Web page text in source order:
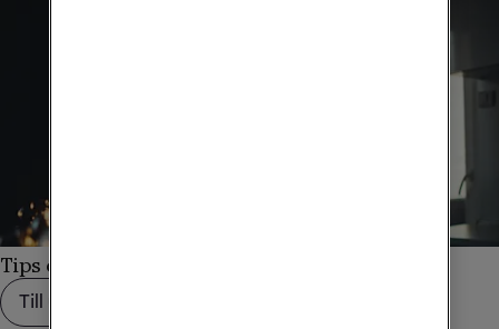
Tips och råd inför din resa
Till utlandstipsen